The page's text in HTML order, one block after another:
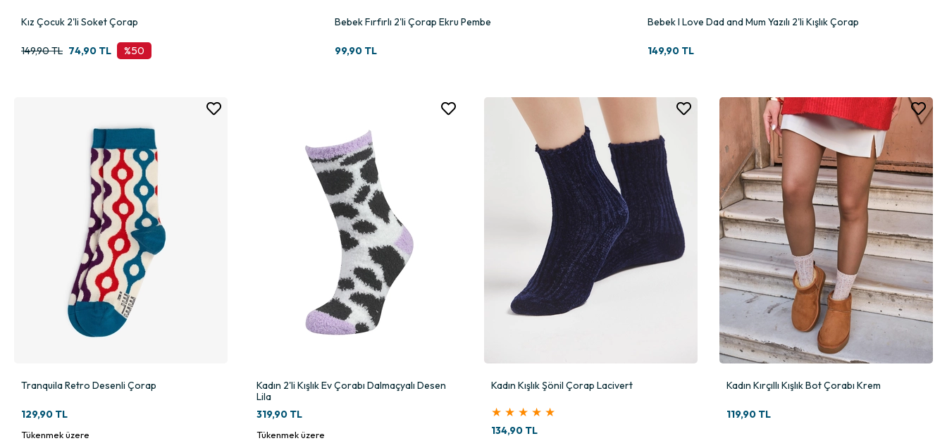
Kız Çocuk 2'li Soket Çorap
%50
74,90 TL
149,90 TL
Bebek Fırfırlı 2'li Çorap Ekru Pembe
99,90 TL
Bebek I Love Dad and Mum Yazılı 2'li Kışlık Çorap
149,90 TL
Tranquila Retro Desenli Çorap
129,90 TL
Tükenmek üzere
Kadın 2'li Kışlık Ev Çorabı Dalmaçyalı Desen
Lila
319,90 TL
Tükenmek üzere
Kadın Kışlık Şönil Çorap Lacivert
★ ★ ★ ★ ★
134,90 TL
Kadın Kırçıllı Kışlık Bot Çorabı Krem
119,90 TL